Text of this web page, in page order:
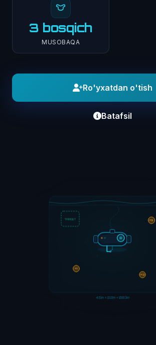
3 bosqich
MUSOBAQA
Ro'yxatdan o'tish
Batafsil
M1
M2
M3